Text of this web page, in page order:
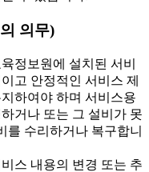
의무)
정보원에 설치된 서비
고 안정적인 서비스 제
하여야 하며 서비스용
거나 또는 그 설비가 못
를 수리하거나 복구합니
스 내용의 변경 또는 추